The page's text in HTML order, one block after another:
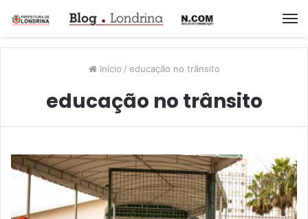
Início / educação no trânsito
educação no trânsito